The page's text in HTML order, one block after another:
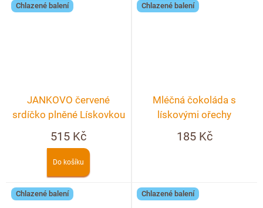
Chlazené balení
JANKOVO červené
srdíčko plněné Lískovkou
v KRABIČCE
515 Kč
Do košíku
Chlazené balení
Mléčná čokoláda s
lískovými ořechy
185 Kč
Chlazené balení Chlazené balení